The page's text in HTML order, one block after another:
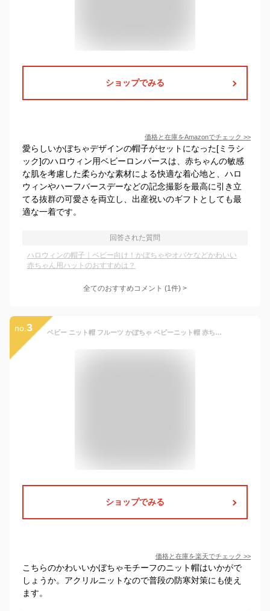
ショップでみる
価格と在庫をAmazonでチェック >>
愛らしいかぼちゃデザインの帽子がセットになった[ミラシ
ック]のハロウィン用ベビーロンパースは、赤ちゃんの敏感
な肌を考慮した柔らかな素材による快適な着心地と、ハロ
ウィンやハーフバースデーなどの記念撮影を最高に引き立
てる抜群の可愛さを両立し、出産祝いのギフトとしても最
適な一着です。
回答された質問
ハロウィンの帽子｜ベビー向け！かぼちゃやオバケなどかわいい
赤ちゃん用ハットのおすすめは？
全てのおすすめコメント (1件) >
no. 3 ベビー ニット帽 フルーツ かぼちゃ ベビーニット帽 赤ちゃん 子供 男の子 女の子 かわいい ペアルック お揃い コーデ 兄弟 姉妹 双子 子供服 防寒 ニット帽子 秋 冬 春 0歳 1歳 2歳 3歳 プレゼント 保育園 幼稚園
ショップでみる
価格と在庫を楽天でチェック >>
こちらのかわいいかぼちゃモチーフのニット帽はいかがで
しょうか。アクリルニットなので普段の防寒対策にも使え
ます。